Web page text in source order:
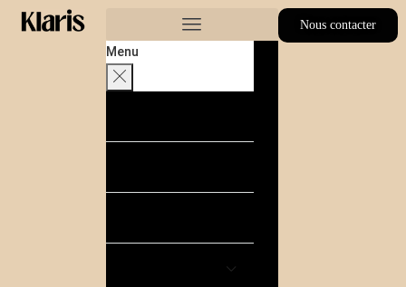
Menu
Nos autres services
Nous contacter